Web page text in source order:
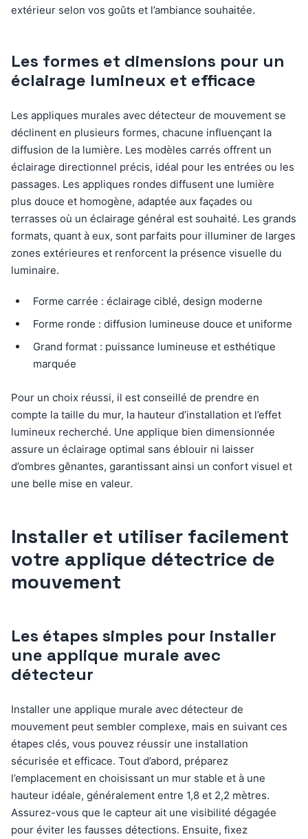
extérieur selon vos goûts et l’ambiance souhaitée.
Les formes et dimensions pour un
éclairage lumineux et efficace
Les appliques murales avec détecteur de mouvement se
déclinent en plusieurs formes, chacune influençant la
diffusion de la lumière. Les modèles carrés offrent un
éclairage directionnel précis, idéal pour les entrées ou les
passages. Les appliques rondes diffusent une lumière
plus douce et homogène, adaptée aux façades ou
terrasses où un éclairage général est souhaité. Les grands
formats, quant à eux, sont parfaits pour illuminer de larges
zones extérieures et renforcent la présence visuelle du
luminaire.
Forme carrée : éclairage ciblé, design moderne
Forme ronde : diffusion lumineuse douce et uniforme
Grand format : puissance lumineuse et esthétique
marquée
Pour un choix réussi, il est conseillé de prendre en
compte la taille du mur, la hauteur d’installation et l’effet
lumineux recherché. Une applique bien dimensionnée
assure un éclairage optimal sans éblouir ni laisser
d’ombres gênantes, garantissant ainsi un confort visuel et
une belle mise en valeur.
Installer et utiliser facilement
votre applique détectrice de
mouvement
Les étapes simples pour installer
une applique murale avec
détecteur
Installer une applique murale avec détecteur de
mouvement peut sembler complexe, mais en suivant ces
étapes clés, vous pouvez réussir une installation
sécurisée et efficace. Tout d’abord, préparez
l’emplacement en choisissant un mur stable et à une
hauteur idéale, généralement entre 1,8 et 2,2 mètres.
Assurez-vous que le capteur ait une visibilité dégagée
pour éviter les fausses détections. Ensuite, fixez